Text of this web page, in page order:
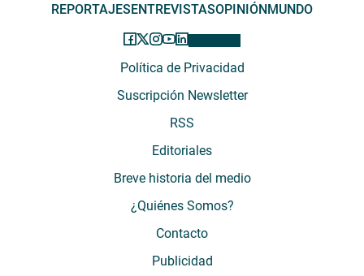
REPORTAJESENTREVISTASOPINIÓNMUNDO
Política de Privacidad
Suscripción Newsletter
RSS
Editoriales
Breve historia del medio
¿Quiénes Somos?
Contacto
Publicidad